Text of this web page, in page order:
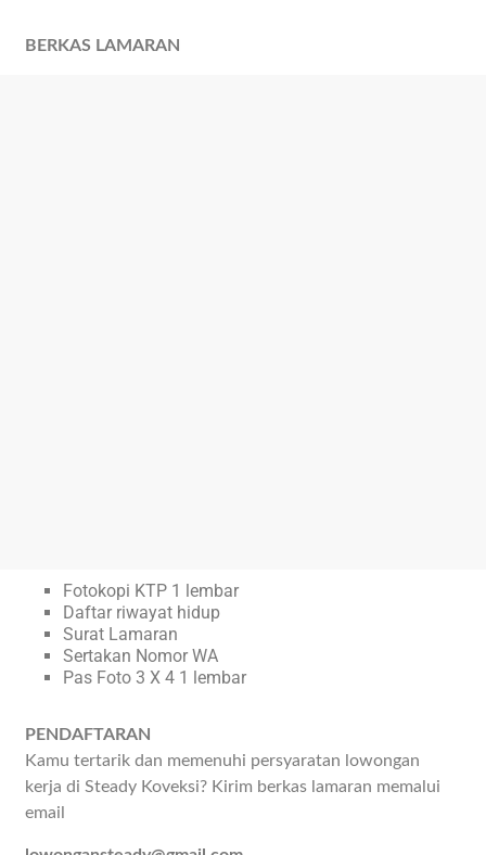
BERKAS LAMARAN
Fotokopi KTP 1 lembar
Daftar riwayat hidup
Surat Lamaran
Sertakan Nomor WA
Pas Foto 3 X 4 1 lembar
PENDAFTARAN
Kamu tertarik dan memenuhi persyaratan lowongan
kerja di Steady Koveksi? Kirim berkas lamaran memalui
email